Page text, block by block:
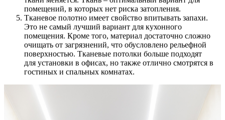
помещений, в которых нет риска затопления.
Тканевое полотно имеет свойство впитывать запахи.
Это не самый лучший вариант для кухонного
помещения. Кроме того, материал достаточно сложно
очищать от загрязнений, что обусловлено рельефной
поверхностью. Тканевые потолки больше подходят
для установки в офисах, но также отлично смотрятся в
гостиных и спальных комнатах.